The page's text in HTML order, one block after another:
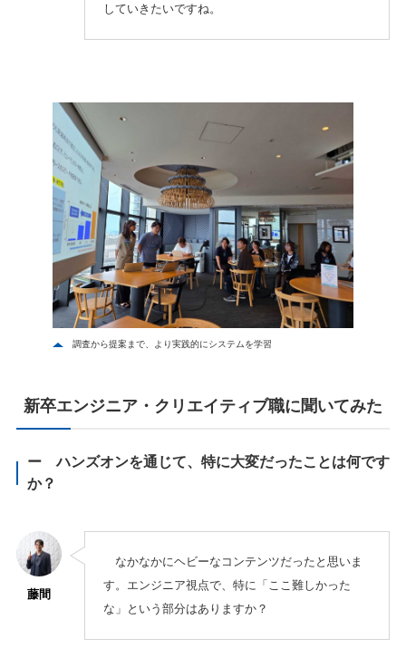
していきたいですね。
調査から提案まで、より実践的にシステムを学習
新卒エンジニア・クリエイティブ職に聞いてみた
ー ハンズオンを通じて、特に大変だったことは何です
か？
藤間
なかなかにヘビーなコンテンツだったと思いま
す。エンジニア視点で、特に「ここ難しかった
な」という部分はありますか？